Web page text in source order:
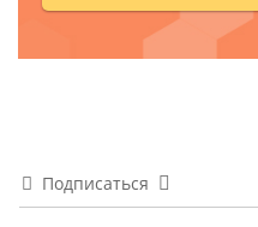
Подписаться